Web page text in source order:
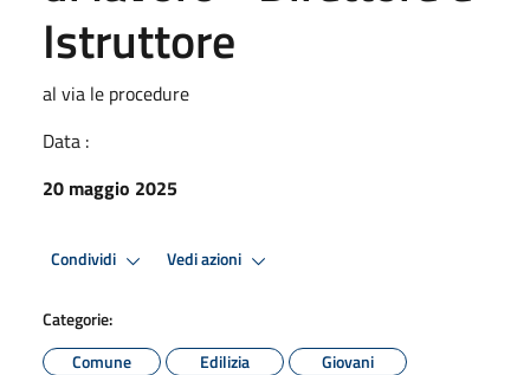
Istruttore
al via le procedure
Data :
20 maggio 2025
Condividi Vedi azioni
Categorie:
Comune
Edilizia
Giovani